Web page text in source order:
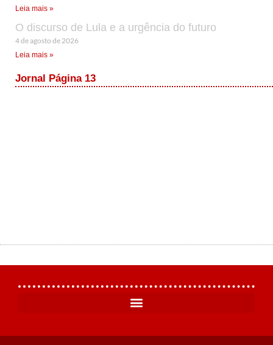
Leia mais »
O discurso de Lula e a urgência do futuro
4 de agosto de 2026
Leia mais »
Jornal Página 13